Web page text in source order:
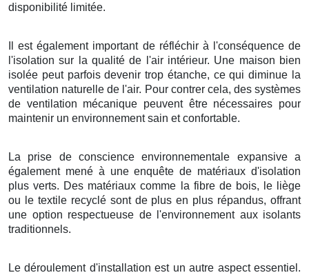
disponibilité limitée.
Il est également important de réfléchir à l'conséquence de
l'isolation sur la qualité de l'air intérieur. Une maison bien
isolée peut parfois devenir trop étanche, ce qui diminue la
ventilation naturelle de l'air. Pour contrer cela, des systèmes
de ventilation mécanique peuvent être nécessaires pour
maintenir un environnement sain et confortable.
La prise de conscience environnementale expansive a
également mené à une enquête de matériaux d'isolation
plus verts. Des matériaux comme la fibre de bois, le liège
ou le textile recyclé sont de plus en plus répandus, offrant
une option respectueuse de l'environnement aux isolants
traditionnels.
Le déroulement d'installation est un autre aspect essentiel.